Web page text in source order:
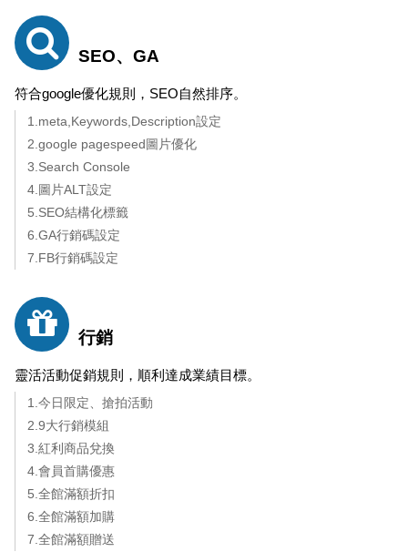
SEO、GA
符合google優化規則，SEO自然排序。
1.meta,Keywords,Description設定
2.google pagespeed圖片優化
3.Search Console
4.圖片ALT設定
5.SEO結構化標籤
6.GA行銷碼設定
7.FB行銷碼設定
行銷
靈活活動促銷規則，順利達成業績目標。
1.今日限定、搶拍活動
2.9大行銷模組
3.紅利商品兌換
4.會員首購優惠
5.全館滿額折扣
6.全館滿額加購
7.全館滿額贈送